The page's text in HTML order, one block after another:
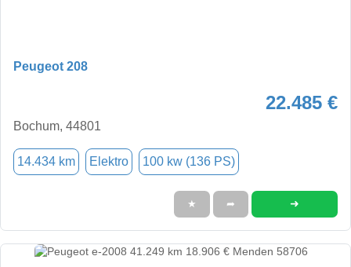
Peugeot 208
22.485 €
Bochum, 44801
14.434 km Elektro 100 kw (136 PS)
★ ➦ ➜